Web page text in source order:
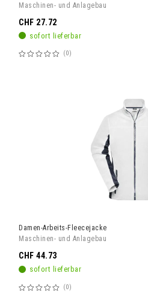
Maschinen- und Anlagebau
sofort lieferbar
Bewertung:
0
CHF 27.72
Damen-Arbeits-Fleecejacke
Maschinen- und Anlagebau
sofort lieferbar
Bewertung:
0
CHF 44.73